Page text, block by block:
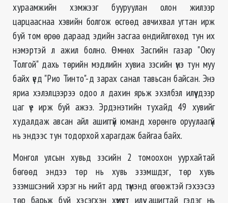
хураамжийн хэмжээг бууруулан олон жилээр
царцааснаа хэвийн болгож өсгөөд авчихвал угтан ирж
буй том өрөө дараад эдийн засгаа өндийлгөхөд тун их
нэмэртэй л ажил болно. Ѳмнѳх Засгийн газар "Оюу
Толгой" дахь тѳрийн мэдлийн хувиа зэсийн үнэ тун муу
байх үед "Рио Тинто"-д зарах санал тавьсан байсан. Энэ
яриа хэлэлцээрээ одоо л дахин ярьж эхэлбэл илүү дээр
цаг үе ирж буй ажээ. Эрдэнэтийн тухайд 49 хувийг
худалдаж авсан айл ашиггүй юманд хөрөнгө оруулаагүй
нь эндээс тун тодорхой харагдаж байгаа байх.
Монгол улсын хувьд зэсийн 2 томоохон уурхайтай
бөгөөд эндээ төр нь хувь эзэмшдэг, төр хувь
эзэмшсэний хэрэг нь нийт ард түмэнд өгөөжтэй гэхээсээ
тѳр барьж буй хэсэгхэн хүмүүст илүү ашигтай гэдэг нь